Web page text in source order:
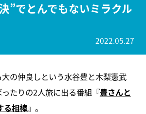
”でとんでもないミラクル
2022.05.27
の仲良しという水谷豊と木梨憲武
たりの2人旅に出る番組 『豊さんと
る相棒』 。